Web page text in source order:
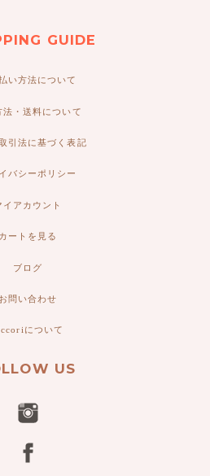
GUIDE
い方法について
法・送料について
引法に基づく表記
バシーポリシー
イアカウント
カートを見る
ブログ
お問い合わせ
について
US